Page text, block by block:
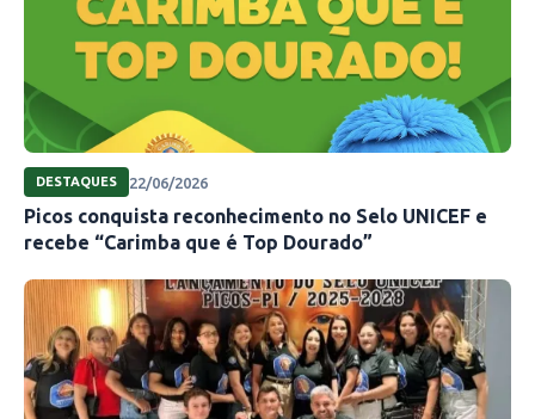
DESTAQUES 22/06/2026
Picos conquista reconhecimento no Selo UNICEF e
recebe “Carimba que é Top Dourado”